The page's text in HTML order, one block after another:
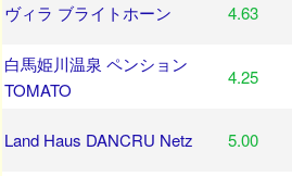
ヴィラ ブライトホーン 4.63
白馬姫川温泉 ペンション
TOMATO
4.25
Land Haus DANCRU Netz 5.00